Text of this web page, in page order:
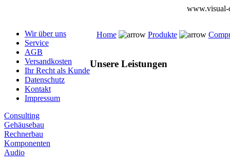
www.visual-
Wir über uns
Service
AGB
Versandkosten
Ihr Recht als Kunde
Datenschutz
Kontakt
Impressum
Home Produkte
Unsere Leistungen
Consulting
Gehäusebau
Rechnerbau
Komponenten
Audio